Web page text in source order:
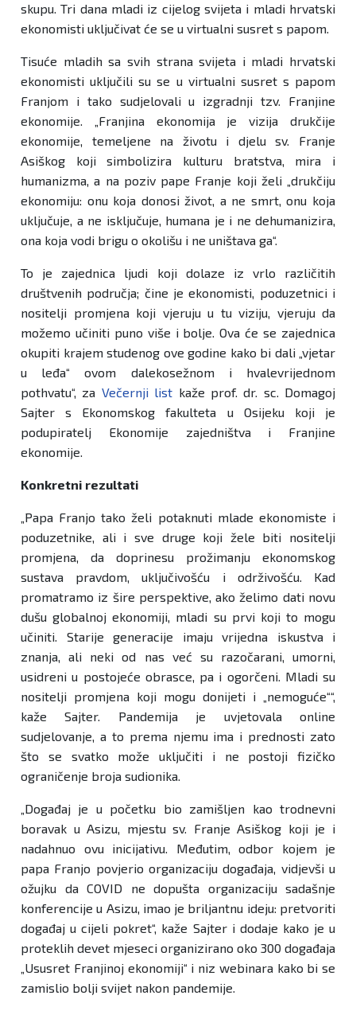
skupu. Tri dana mladi iz cijelog svijeta i mladi hrvatski
ekonomisti uključivat će se u virtualni susret s papom.
Tisuće mladih sa svih strana svijeta i mladi hrvatski
ekonomisti uključili su se u virtualni susret s papom
Franjom i tako sudjelovali u izgradnji tzv. Franjine
ekonomije. „Franjina ekonomija je vizija drukčije
ekonomije, temeljene na životu i djelu sv. Franje
Asiškog koji simbolizira kulturu bratstva, mira i
humanizma, a na poziv pape Franje koji želi „drukčiju
ekonomiju: onu koja donosi život, a ne smrt, onu koja
uključuje, a ne isključuje, humana je i ne dehumanizira,
ona koja vodi brigu o okolišu i ne uništava ga“.
To je zajednica ljudi koji dolaze iz vrlo različitih
društvenih područja; čine je ekonomisti, poduzetnici i
nositelji promjena koji vjeruju u tu viziju, vjeruju da
možemo učiniti puno više i bolje. Ova će se zajednica
okupiti krajem studenog ove godine kako bi dali „vjetar
u leđa“ ovom dalekosežnom i hvalevrijednom
pothvatu“, za Večernji list kaže prof. dr. sc. Domagoj
Sajter s Ekonomskog fakulteta u Osijeku koji je
podupiratelj Ekonomije zajedništva i Franjine
ekonomije.
Konkretni rezultati
„Papa Franjo tako želi potaknuti mlade ekonomiste i
poduzetnike, ali i sve druge koji žele biti nositelji
promjena, da doprinesu prožimanju ekonomskog
sustava pravdom, uključivošću i održivošću. Kad
promatramo iz šire perspektive, ako želimo dati novu
dušu globalnoj ekonomiji, mladi su prvi koji to mogu
učiniti. Starije generacije imaju vrijedna iskustva i
znanja, ali neki od nas već su razočarani, umorni,
usidreni u postojeće obrasce, pa i ogorčeni. Mladi su
nositelji promjena koji mogu donijeti i „nemoguće““,
kaže Sajter. Pandemija je uvjetovala online
sudjelovanje, a to prema njemu ima i prednosti zato
što se svatko može uključiti i ne postoji fizičko
ograničenje broja sudionika.
„Događaj je u početku bio zamišljen kao trodnevni
boravak u Asizu, mjestu sv. Franje Asiškog koji je i
nadahnuo ovu inicijativu. Međutim, odbor kojem je
papa Franjo povjerio organizaciju događaja, vidjevši u
ožujku da COVID ne dopušta organizaciju sadašnje
konferencije u Asizu, imao je briljantnu ideju: pretvoriti
događaj u cijeli pokret“, kaže Sajter i dodaje kako je u
proteklih devet mjeseci organizirano oko 300 događaja
„Ususret Franjinoj ekonomiji“ i niz webinara kako bi se
zamislio bolji svijet nakon pandemije.